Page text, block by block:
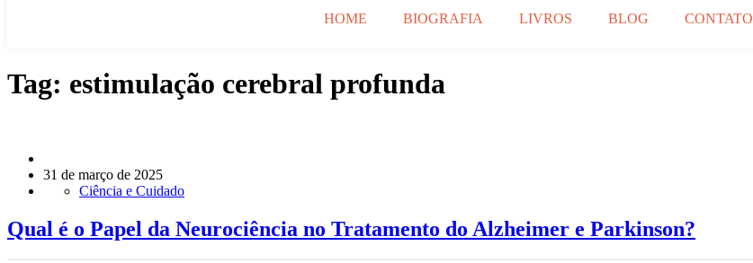
HOME BIOGRAFIA LIVROS BLOG CONTATO
Tag: estimulação cerebral profunda
31 de março de 2025
Ciência e Cuidado
Qual é o Papel da Neurociência no Tratamento do Alzheimer e Parkinson?